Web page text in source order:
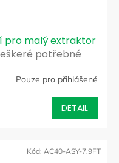
pro malý extraktor
potřebné
Pouze pro přihlášené
DETAIL
Kód: AC40-ASY-7.9FT